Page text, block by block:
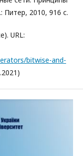
Питер, 2010, 916 с.
URL:
bitwise-and-